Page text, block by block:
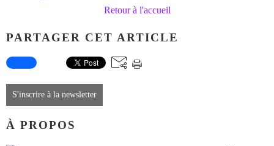
Retour à l'accueil
PARTAGER CET ARTICLE
S'inscrire à la newsletter
À PROPOS